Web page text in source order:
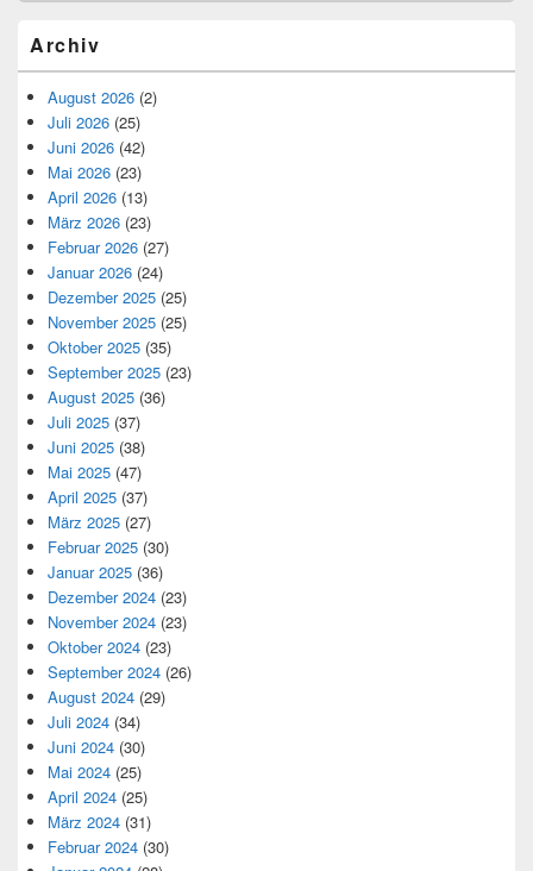
Archiv
August 2026 (2)
Juli 2026 (25)
Juni 2026 (42)
Mai 2026 (23)
April 2026 (13)
März 2026 (23)
Februar 2026 (27)
Januar 2026 (24)
Dezember 2025 (25)
November 2025 (25)
Oktober 2025 (35)
September 2025 (23)
August 2025 (36)
Juli 2025 (37)
Juni 2025 (38)
Mai 2025 (47)
April 2025 (37)
März 2025 (27)
Februar 2025 (30)
Januar 2025 (36)
Dezember 2024 (23)
November 2024 (23)
Oktober 2024 (23)
September 2024 (26)
August 2024 (29)
Juli 2024 (34)
Juni 2024 (30)
Mai 2024 (25)
April 2024 (25)
März 2024 (31)
Februar 2024 (30)